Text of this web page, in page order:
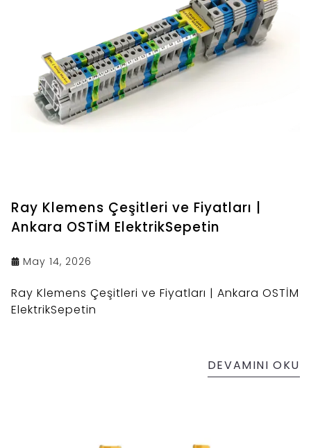
Ray Klemens Çeşitleri ve Fiyatları |
Ankara OSTİM ElektrikSepetin
May 14, 2026
Ray Klemens Çeşitleri ve Fiyatları | Ankara OSTİM
ElektrikSepetin
DEVAMINI OKU